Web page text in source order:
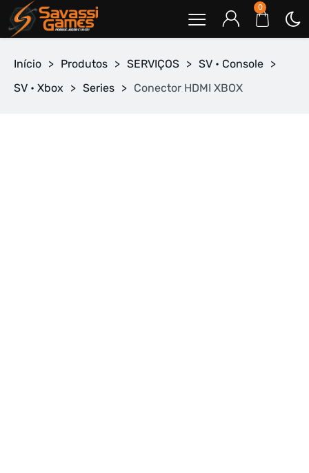
0
Início > Produtos > SERVIÇOS > SV • Console >
SV • Xbox
> Series > Conector HDMI XBOX